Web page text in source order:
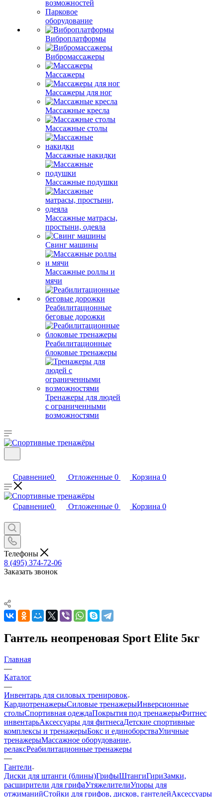
возможностей
Парковое
оборудование
Виброплатформы
Вибромассажеры
Массажеры
Массажеры для ног
Массажные кресла
Массажные столы
Массажные накидки
Массажные подушки
Массажные матрасы,
простыни, одеяла
Свинг машины
Массажные роллы и
мячи
Реабилитационные
беговые дорожки
Реабилитационные
блоковые тренажеры
Тренажеры для людей
с ограниченными
возможностями
Сравнение0 Отложенные 0 Корзина 0
Сравнение0 Отложенные 0 Корзина 0
Телефоны
8 (495) 374-72-06
Заказать звонок
Гантель неопреновая Sport Elite 5кг
Главная
—
Каталог
—
Инвентарь для силовых тренировок
КардиотренажерыСиловые тренажерыИнверсионные
столыСпортивная одеждаПокрытия под тренажерыФитнес
инвентарьАксессуары для фитнесаДетские спортивные
комплексы и тренажерыБокс и единоборстваУличные
тренажерыМассажное оборудование,
релаксРеабилитационные тренажеры
—
Гантели
Диски для штанги (блины)ГрифыШтангиГириЗамки,
расширители для грифаУтяжелителиУпоры для
отжиманийСтойки для грифов, дисков, гантелейАксессуары